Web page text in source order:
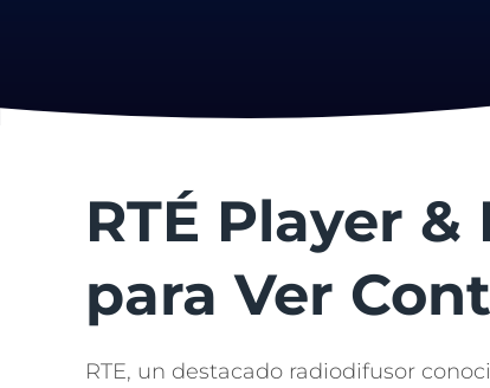
RTÉ Player
para Ver
RTE, un destacado radiodifusor